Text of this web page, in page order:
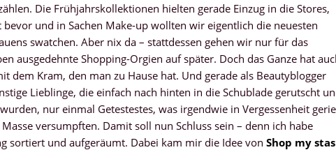
Die Frühjahrskollektionen hielten gerade Einzug in die Stores,
und in Sachen Make-up wollten wir eigentlich die neuesten
swatchen. Aber nix da – stattdessen gehen wir nur für das
ausgedehnte Shopping-Orgien auf später. Doch das Ganze hat
dem Kram, den man zu Hause hat. Und gerade als Beautyblogger
Lieblinge, die einfach nach hinten in die Schublade gerutscht
nur einmal Getestestes, was irgendwie in Vergessenheit
versumpften. Damit soll nun Schluss sein – denn ich habe
sortiert und aufgeräumt. Dabei kam mir die Idee von Shop my